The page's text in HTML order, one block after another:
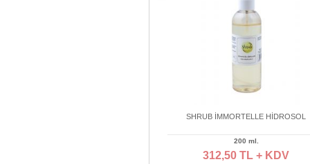
SHRUB İMMORTELLE HİDROSOL
200 ml.
312,50 TL + KDV